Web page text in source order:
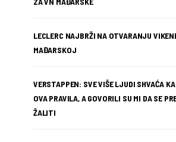
LECLERC NAJBRŽI NA OTVARANJU
MAĐARSKOJ
VERSTAPPEN: SVE VIŠE LJUDI SHVAĆA
OVA PRAVILA, A GOVORILI SU MI DA SE
ŽALITI